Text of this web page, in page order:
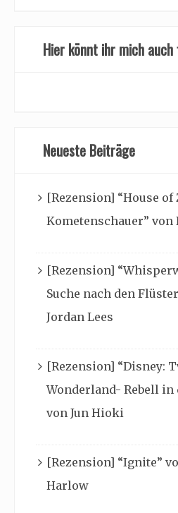
Hier könnt ihr mich auch
Neueste Beiträge
[Rezension] “House of
Kometenschauer” von
[Rezension]
Suche nach den
Jordan Lees
[Rezension] “Disney:
Wonderland- Rebell in
von Jun Hioki
[Rezension] “Ignite”
Harlow